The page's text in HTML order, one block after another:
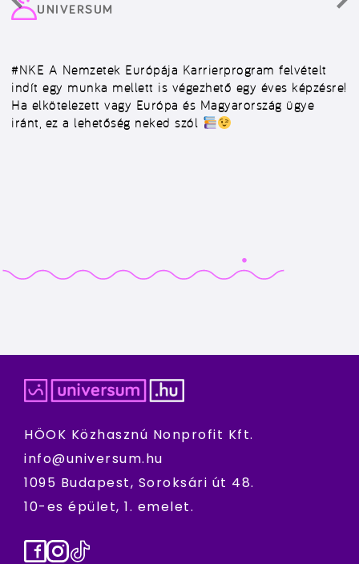
UNIVERSUM
#NKE A Nemzetek Európája Karrierprogram felvételt
indít egy munka mellett is végezhető egy éves képzésre!
Ha elkötelezett vagy Európa és Magyarország ügye
iránt, ez a lehetőség neked szól
HÖOK Közhasznú Nonprofit Kft.
info@universum.hu
1095 Budapest, Soroksári út 48.
10-es épület, 1. emelet.
Facebook
Instagram
TikTok